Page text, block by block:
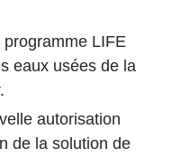
programme LIFE
eaux usées de la
autorisation
de la solution de